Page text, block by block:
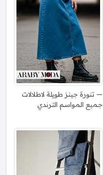
تنورة جينز طويلة لاطلالات
جميع المواسم الترندي